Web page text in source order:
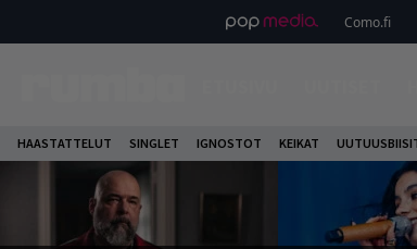
Como.fi
HAASTATTELUT SINGLET IGNOSTOT KEIKAT